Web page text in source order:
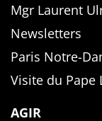
Mgr Laurent
Newsletters
Paris Notre-
Visite du Pape
AGIR